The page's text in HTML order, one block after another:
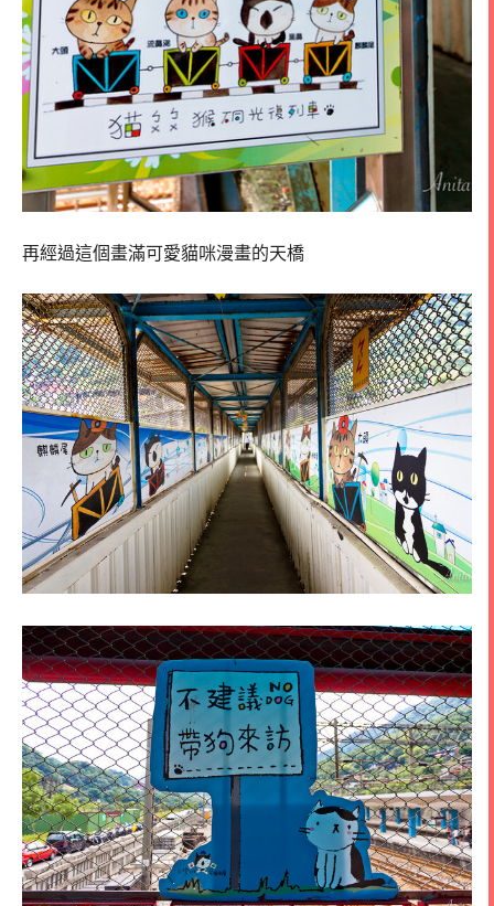
再經過這個畫滿可愛貓咪漫畫的天橋